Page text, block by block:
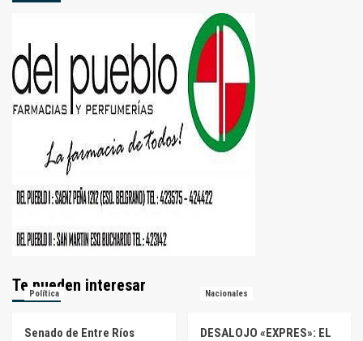
Te pueden interesar
Política
Senado de Entre Ríos
Nacionales
DESALOJO «EXPRES»: EL